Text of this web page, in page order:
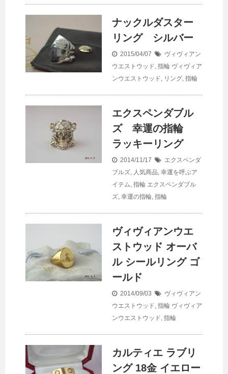
ナックルダスター
リング シルバー
2015/04/07
ヴィヴィアン
ウエストウッド, 指輪 ヴィヴィア
ンウエストウッド, リング, 指輪
エクスペンダブル
ズ 幸運の指輪
ラッキーリング
2014/11/17
エクスペンダ
ブルズ, 人気商品, 幸運を呼ぶア
イテム, 指輪 エクスペンダブル
ズ, 幸運の指輪, 指輪
ヴィヴィアンウエ
ストウッド オーバ
ル シールリング ゴ
ールド
2014/09/03
ヴィヴィアン
ウエストウッド, 指輪 ヴィヴィア
ンウエストウッド, 指輪
カルティエ ラブリ
ング 18金 イエロー